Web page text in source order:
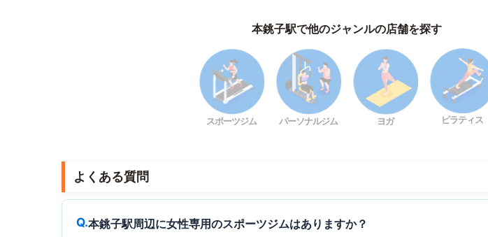
本銚子駅で他のジャンルの店舗を探す
スポーツジム パーソナルジム ヨガ ピラティス
よくある質問
本銚子駅周辺に女性専用のスポーツジムはありますか？